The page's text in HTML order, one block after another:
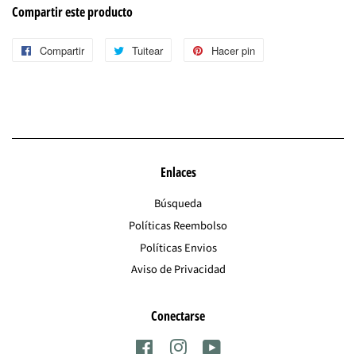
Compartir este producto
Compartir
CompartirTuitear
Tuitear
Hacer pin
Enlaces
Búsqueda
Políticas Reembolso
Políticas Envios
Aviso de Privacidad
Conectarse
FacebookInstagram